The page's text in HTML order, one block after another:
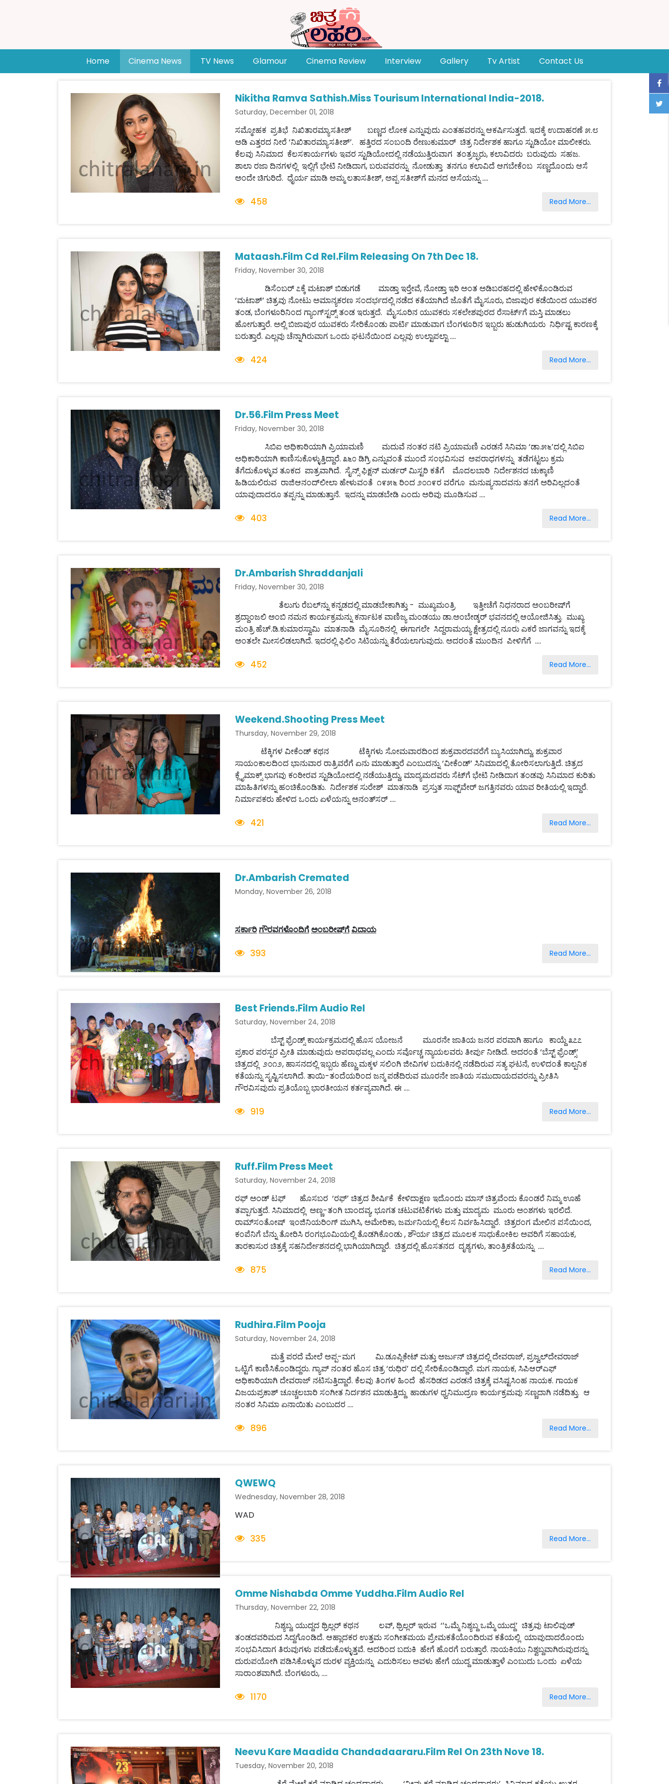
Home(current)Cinema News TV News Glamour Cinema Review Interview Gallery Tv Artist Contact Us
Nikitha Ramva Sathish.Miss Tourisum International India-2018.
Saturday, December 01, 2018
ಸಮ್ಮೋಹಕ ಪ್ರತಿಭೆ ನಿಖಿತಾರಮ್ಯಾಸತೀಶ್ ಬಣ್ಣದ ಲೋಕ ಎನ್ನುವುದು ಎಂತಹವರನ್ನು ಆಕರ್ಷಿಸುತ್ತದೆ. ಇದಕ್ಕೆ ಉದಾಹರಣೆ ೫.೮
ಅಡಿ ಎತ್ತರದ ನೀರೆ ‘ನಿಖಿತಾರಮ್ಯಾಸತೀಶ್’. ಹತ್ತಿರದ ಸಂಬಂದಿ ರೇಣುಕುಮಾರ್ ಚಿತ್ರ ನಿರ್ದೇಶಕ ಹಾಗೂ ಸ್ಟುಡಿಯೋ ಮಾಲೀಕರು.
ಕೆಲವು ಸಿನಿಮಾದ ಕೆಲಸಕಾರ್ಯಗಳು ಇವರ ಸ್ಟುಡಿಯೋದಲ್ಲಿ ನಡೆಯುತ್ತಿರುವಾಗ ತಂತ್ರಜ್ಘರು, ಕಲಾವಿದರು ಬರುವುದು ಸಹಜ.
ಶಾಲಾ ರಜಾ ದಿನಗಳಲ್ಲಿ ಇಲ್ಲಿಗೆ ಭೇಟಿ ನೀಡಿದಾಗ, ಬರುವವರನ್ನು ನೋಡುತ್ತಾ ತನಗೂ ಕಲಾವಿದೆ ಆಗಬೇಕೆಂಬ ಸಣ್ಣದೊಂದು ಆಸೆ
ಅಂದೇ ಚಿಗುರಿದೆ. ಧೈರ್ಯ ಮಾಡಿ ಅಮ್ಮ ಲತಾಸತೀಶ್, ಅಪ್ಪ ಸತೀಶ್‌ಗೆ ಮನದ ಆಸೆಯನ್ನು ....
458 Read More...
Mataash.Film Cd Rel.Film Releasing On 7th Dec 18.
Friday, November 30, 2018
ಡಿಸೆಂಬರ್ ೭ಕ್ಕೆ ಮಟಾಶ್ ಬಿಡುಗಡೆ ಮಾಡ್ತಾ ಇರ‍್ತೇವೆ, ನೋಡ್ತಾ ಇರಿ ಅಂತ ಅಡಿಬರಹದಲ್ಲಿ ಹೇಳಿಕೊಂಡಿರುವ
‘ಮಟಾಶ್’ ಚಿತ್ರವು ನೋಟು ಅಮಾನ್ಯಕರಣ ಸಂದರ್ಭದಲ್ಲಿ ನಡೆದ ಕತೆಯಾಗಿದೆ ಜೊತೆಗೆ ಮೈಸೂರು, ಬಿಜಾಪುರ ಕಡೆಯಿಂದ ಯುವಕರ
ತಂಡ, ಬೆಂಗಳೂರಿನಿಂದ ಗ್ಯಾಂಗ್‌ಸ್ಟರ‍್ಸ್ ತಂಡ ಇರುತ್ತದೆ. ಮೈಸೂರಿನ ಯುವಕರು ಸಕಲೇಶಪುರದ ರೆಸಾರ್ಟ್‌ಗೆ ಮಸ್ತಿ ಮಾಡಲು
ಹೋಗುತ್ತಾರೆ. ಅಲ್ಲಿ ಬಿಜಾಪುರ ಯುವಕರು ಸೇರಿಕೊಂಡು ಪಾರ್ಟಿ ಮಾಡುವಾಗ ಬೆಂಗಳೂರಿನ ಇಬ್ಬರು ಹುಡುಗಿಯರು ನಿರ್ಧಿಷ್ಟ ಕಾರಣಕ್ಕೆ
ಬರುತ್ತಾರೆ. ಎಲ್ಲವು ಚೆನ್ನಾಗಿರುವಾಗ ಒಂದು ಘಟನೆಯಿಂದ ಎಲ್ಲವು ಉಲ್ಟಾಪಲ್ಟಾ ....
424 Read More...
Dr.56.Film Press Meet
Friday, November 30, 2018
ಸಿಬಿಐ ಅಧಿಕಾರಿಯಾಗಿ ಪ್ರಿಯಾಮಣಿ ಮದುವೆ ನಂತರ ನಟಿ ಪ್ರಿಯಾಮಣಿ ಎರಡನೆ ಸಿನಿಮಾ ‘ಡಾ.೫೬’ದಲ್ಲಿ ಸಿಬಿಐ
ಅಧಿಕಾರಿಯಾಗಿ ಕಾಣಿಸುಕೊಳ್ಳುತ್ತಿದ್ದಾರೆ. ೩೬೦ ಡಿಗ್ರಿ ಎನ್ನುವಂತೆ ಮುಂದೆ ಸಂಭವಿಸುವ ಅಪರಾಧಗಳನ್ನು ತಡೆಗಟ್ಟಲು ಕ್ರಮ
ತೆಗೆದುಕೊಳ್ಳುವ ತೂಕದ ಪಾತ್ರವಾಗಿದೆ. ಸೈನ್ಸ್ ಫಿಕ್ಷನ್ ಮರ್ಡರ್ ಮಿಸ್ಟರಿ ಕತೆಗೆ ಮೊದಲಬಾರಿ ನಿರ್ದೇಶನದ ಚುಕ್ಕಾಣಿ
ಹಿಡಿಯಲಿರುವ ರಾಜಿಆನಂದ್‌ಲೀಲಾ ಹೇಳುವಂತೆ ೧೯೫೬ ರಿಂದ ೨೦೧೯ರ ವರೆಗೂ ಮನುಷ್ಯನಾದವನು ತನಗೆ ಅರಿವಿಲ್ಲದಂತೆ
ಯಾವುದಾದರೂ ತಪ್ಪನ್ನು ಮಾಡುತ್ತಾನೆ. ಇದನ್ನು ಮಾಡಬೇಡಿ ಎಂದು ಅರಿವು ಮೂಡಿಸುವ ....
403 Read More...
Dr.Ambarish Shraddanjali
Friday, November 30, 2018
ತೆಲುಗು ರೆಬಲ್‌ನ್ನು ಕನ್ನಡದಲ್ಲಿ ಮಾಡಬೇಕಾಗಿತ್ತು - ಮುಖ್ಯಮಂತ್ರಿ ಇತ್ತೀಚೆಗೆ ನಿಧನರಾದ ಅಂಬರೀಷ್‌ಗೆ
ಶ್ರದ್ದಾಂಜಲಿ ಅಂಬಿ ನಮನ ಕಾರ್ಯಕ್ರಮನ್ನು ಕರ್ನಾಟಕ ವಾಣಿಜ್ಯ ಮಂಡಯು ಡಾ.ಅಂಬೇಡ್ಕರ್ ಭವನದಲ್ಲಿ ಆಯೋಜಿಸಿತ್ತು. ಮುಖ್ಯ
ಮಂತ್ರಿ ಹೆಚ್.ಡಿ.ಕುಮಾರಸ್ವಾಮಿ ಮಾತನಾಡಿ ಮೈಸೂರಿನಲ್ಲಿ ಈಗಾಗಲೇ ಸಿದ್ದರಾಮಯ್ಯ ಕ್ಷೇತ್ರದಲ್ಲಿ ನೂರು ಎಕರೆ ಜಾಗವನ್ನು ಇದಕ್ಕೆ
ಅಂತಲೇ ಮೀಸಲಿಡಲಾಗಿದೆ. ಇದರಲ್ಲಿ ಫಿಲಿಂ ಸಿಟಿಯನ್ನು ತೆರೆಯಲಾಗುವುದು. ಅದರಂತೆ ಮುಂದಿನ ಪೀಳಿಗೆಗೆ ....
452 Read More...
Weekend.Shooting Press Meet
Thursday, November 29, 2018
ಟೆಕ್ಕಿಗಳ ವೀಕೆಂಡ್ ಕಥನ ಟೆಕ್ಕಿಗಳು ಸೋಮವಾರದಿಂದ ಶುಕ್ರವಾರದವರೆಗೆ ಬ್ಯುಸಿಯಾಗಿದ್ದು, ಶುಕ್ರವಾರ
ಸಾಯಂಕಾಲದಿಂದ ಭಾನುವಾರ ರಾತ್ರಿವರೆಗೆ ಏನು ಮಾಡುತ್ತಾರೆ ಎಂಬುದನ್ನು ‘ವೀಕೆಂಡ್’ ಸಿನಿಮಾದಲ್ಲಿ ತೋರಿಸಲಾಗುತ್ತಿದೆ. ಚಿತ್ರದ
ಕ್ಲೈಮಾಕ್ಸ್ ಭಾಗವು ಕಂಠೀರವ ಸ್ಟುಡಿಯೋದಲ್ಲಿ ನಡೆಯುತ್ತಿದ್ದು, ಮಾದ್ಯಮದವರು ಸೆಟ್‌ಗೆ ಭೇಟಿ ನೀಡಿದಾಗ ತಂಡವು ಸಿನಿಮಾದ ಕುರಿತು
ಮಾಹಿತಿಗಳನ್ನು ಹಂಚಿಕೊಂಡಿತು. ನಿರ್ದೇಶಕ ಸುರೇಶ್ ಮಾತನಾಡಿ ಪ್ರಸ್ತುತ ಸಾಫ್ಟ್‌ವೇರ್ ಜಗತ್ತಿನವರು ಯಾವ ರೀತಿಯಲ್ಲಿ ಇದ್ದಾರೆ.
ನಿರ್ಮಾಪಕರು ಹೇಳಿದ ಒಂದು ಏಳೆಯನ್ನು ಅನಂತ್‌ಸರ್ ....
421 Read More...
Dr.Ambarish Cremated
Monday, November 26, 2018
ಸರ್ಕಾರಿ ಗೌರವಗಳೊಂದಿಗೆಅಂಬರೀಷ್ಗೆವಿದಾಯ
393 Read More...
Best Friends.Film Audio Rel
Saturday, November 24, 2018
ಬೆಸ್ಟ್ ಫ್ರೆಂಡ್ಸ್ ಕಾರ್ಯಕ್ರಮದಲ್ಲಿ ಹೊಸ ಯೋಜನೆ ಮೂರನೇ ಜಾತಿಯ ಜನರ ಪರವಾಗಿ ಹಾಗೂ ಕಾಯ್ದೆ ೩೭೭
ಪ್ರಕಾರ ಪರಸ್ಪರ ಪ್ರೀತಿ ಮಾಡುವುದು ಅಪರಾಧವಲ್ಲ ಎಂದು ಸರ್ವೊಚ್ಚ ನ್ಯಾಯಲವರು ತೀರ್ಪು ನೀಡಿದೆ. ಅದರಂತೆ ‘ಬೆಸ್ಟ್ ಫ್ರೆಂಡ್ಸ್’
ಚಿತ್ರದಲ್ಲಿ ೨೦೧೨, ಹಾಸನದಲ್ಲಿ ಇಬ್ಬರು ಹೆಣ್ಣು ಮಕ್ಕಳ ಸಲಿಂಗಿ ಜೀವಿಗಳ ಬದುಕಿನಲ್ಲಿ ನಡೆದಿರುವ ಸತ್ಯ ಘಟನೆ, ಉಳಿದಂತೆ ಕಾಲ್ಪನಿಕ
ಕತೆಯನ್ನು ಸೃಷ್ಟಿಸಲಾಗಿದೆ. ತಾಯಿ-ತಂದೆಯರಿಂದ ಜನ್ಮ ಪಡೆದಿರುವ ಮೂರನೇ ಜಾತಿಯ ಸಮುದಾಯದವರನ್ನು ಪ್ರೀತಿಸಿ
ಗೌರವಿಸವುದು ಪ್ರತಿಯೊಬ್ಬ ಭಾರತೀಯನ ಕರ್ತವ್ಯವಾಗಿದೆ. ಈ ....
919 Read More...
Ruff.Film Press Meet
Saturday, November 24, 2018
ರಫ್ ಅಂಡ್ ಟಫ್ ಹೊಸಬರ ‘ರಫ್’ ಚಿತ್ರದ ಶೀರ್ಷಿಕೆ ಕೇಳಿದಾಕ್ಷಣ ಇದೊಂದು ಮಾಸ್ ಚಿತ್ರವೆಂದು ಕೊಂಡರೆ ನಿಮ್ಮ ಊಹೆ
ತಪ್ಪಾಗುತ್ತದೆ. ಸಿನಿಮಾದಲ್ಲಿ ಅಣ್ಣ-ತಂಗಿ ಬಾಂದವ್ಯ, ಭೂಗತ ಚಟುವಟಿಕೆಗಳು ಮತ್ತು ಮಾದ್ಯಮ ಮೂರು ಅಂಶಗಳು ಇರಲಿದೆ.
ರಾಮ್‌ಸಂತೋಷ್ ಇಂಜಿನಿಯರಿಂಗ್ ಮುಗಿಸಿ, ಅಮೇರಿಕಾ, ಜರ್ಮನಿಯಲ್ಲಿ ಕೆಲಸ ನಿರ್ವಹಿಸಿದ್ದಾರೆ. ಚಿತ್ರರಂಗ ಮೇಲಿನ ಪಸೆಯಿಂದ,
ಕಂಪೆನಿಗೆ ಬೆನ್ನು ತೋರಿಸಿ ರಂಗಭೂಮಿಯಲ್ಲಿ ತೊಡಗಿಕೊಂಡು , ಶೌರ್ಯ ಚಿತ್ರದ ಮೂಲಕ ಸಾಧುಕೋಕಿಲ ಅವರಿಗೆ ಸಹಾಯಕ,
ತಾರಕಾಸುರ ಚಿತ್ರಕ್ಕೆ ಸಹನಿರ್ದೇಶನದಲ್ಲಿ ಭಾಗಿಯಾಗಿದ್ದಾರೆ. ಚಿತ್ರದಲ್ಲಿ ಹೊಸತನದ ದೃಶ್ಯಗಳು, ತಾಂತ್ರಿಕತೆಯನ್ನು ....
875 Read More...
Rudhira.Film Pooja
Saturday, November 24, 2018
ಮತ್ತೆ ಪರದೆ ಮೇಲೆ ಅಪ್ಪ-ಮಗ ಮಿ.ಡೂಪ್ಲಿಕೇಟ್ ಮತ್ತು ಅರ್ಜುನ್ ಚಿತ್ರದಲ್ಲಿ ದೇವರಾಜ್, ಪ್ರಜ್ವಲ್‌ದೇವರಾಜ್
ಒಟ್ಟಿಗೆ ಕಾಣಿಸಿಕೊಂಡಿದ್ದರು. ಗ್ಯಾಪ್ ನಂತರ ಹೊಸ ಚಿತ್ರ ‘ರುಧಿರ’ ದಲ್ಲಿ ಸೇರಿಕೊಂಡಿದ್ದಾರೆ. ಮಗ ನಾಯಕ, ಸಿಪಿಆರ್‌ಎಫ್
ಅಧಿಕಾರಿಯಾಗಿ ದೇವರಾಜ್ ನಟಿಸುತ್ತಿದ್ದಾರೆ. ಕೆಲವು ತಿಂಗಳ ಹಿಂದೆ ಹೆಸರಿಡದ ಎರಡನೆ ಚಿತ್ರಕ್ಕೆ ವಸಿಷ್ಟಸಿಂಹ ನಾಯಕ. ಗಾಯಕ
ವಿಜಯಪ್ರಕಾಶ್ ಚೂಚ್ಚಲಬಾರಿ ಸಂಗೀತ ನಿರ್ದಶನ ಮಾಡುತ್ತಿದ್ದು ಹಾಡುಗಳ ಧ್ವನಿಮುದ್ರಣ ಕಾರ್ಯಕ್ರಮವು ಸಣ್ಣದಾಗಿ ನಡೆದಿತ್ತು. ಆ
ನಂತರ ಸಿನಿಮಾ ಏನಾಯಿತು ಎಂಬುದರ ....
896 Read More...
QWEWQ
Wednesday, November 28, 2018
WAD
335 Read More...
Omme Nishabda Omme Yuddha.Film Audio Rel
Thursday, November 22, 2018
ನಿಶ್ಯಬ್ದ, ಯುದ್ದದ ಥ್ರಿಲ್ಲರ್ ಕಥನ ಲವ್, ಥ್ರಿಲ್ಲರ್ ಇರುವ ‘’ಒಮ್ಮೆ ನಿಶ್ಯಬ್ದ ಒಮ್ಮೆ ಯುದ್ದ’ ಚಿತ್ರವು ಟಾಲಿವುಡ್
ತಂಡದವರಿಮದ ಸಿದ್ದಗೊಂಡಿದೆ. ಆಹ್ಲಾದಕರ ಉತ್ತಮ ಸಂಗೀತಮಯ ಪ್ರೇಮಕತೆಯೊಂದಿರುವ ಕತೆಯಲ್ಲಿ ಯಾವುದಾದರೊಂದು
ಸಂಭವಿಸಿದಾಗ ತಿರುವುಗಳು ಪಡೆದುಕೊಳ್ಳುತ್ತವೆ. ಅದರಿಂದ ಬದುಕಿ ಹೇಗೆ ಹೊರಗೆ ಬರುತ್ತಾರೆ. ನಾಯಕಿಯು ನಿಶ್ವಬ್ದವಾಗಿರುವುದನ್ನು
ದುರುಪಯೋಗಿ ಪಡಿಸಿಕೊಳ್ಳುವ ದುರಳ ವ್ಯಕ್ತಿಯನ್ನು ಎದುರಿಸಲು ಅವಳು ಹೇಗೆ ಯುದ್ದ ಮಾಡುತ್ತಾಳೆ ಎಂಬುದು ಒಂದು ಏಳೆಯ
ಸಾರಾಂಶವಾಗಿದೆ. ಬೆಂಗಳೂರು, ....
1170 Read More...
Neevu Kare Maadida Chandadaararu.Film Rel On 23th Nove 18.
Tuesday, November 20, 2018